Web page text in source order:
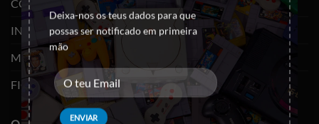
Deixa-nos os teus dados para que
possas ser notificado em primeira
mão
CONSOLAS E VIDEOJOGOS
INFORMÁTICA
MOBILIDADE
FIGURAS FUNKO POP